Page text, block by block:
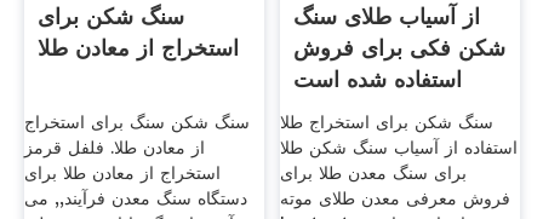
سنگ شکن برای
استخراج از معادن طلا
سنگ شکن سنگ برای استخراج
از معادن طلا. فلفل قرمز
استخراج از معادن طلا برای
دستگاه سنگ معدن فرآیند,, می
از آسیاب طلای سنگ
شکن فکی برای فروش
استفاده شده است
سنگ شکن برای استخراج طلا
استفاده از آسیاب سنگ شکن طلا
برای سنگ معدن طلا برای
فروش معرفی معدن طلای موته